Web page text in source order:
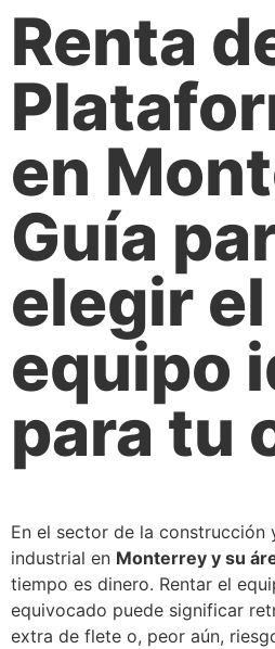
Renta
en
Guía
elegir el
equipo
para tu
En el sector de la construcción
industrial en Monterrey y su
tiempo es dinero. Rentar el
equivocado puede significar
extra de flete o, peor aún,